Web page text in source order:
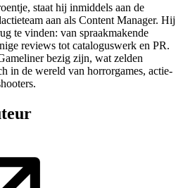
staat hij inmiddels aan de
aan als Content Manager. Hij
te vinden: van spraakmakende
reviews tot cataloguswerk en PR.
bezig zijn, wat zelden
in de wereld van horrorgames, actie-